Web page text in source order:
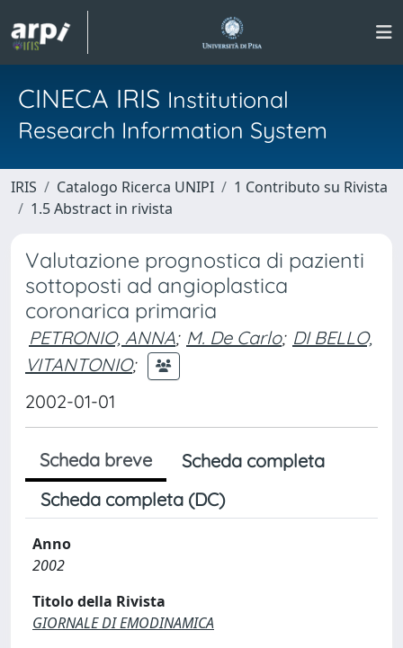
CINECA IRIS Institutional
Research Information System
IRIS Catalogo Ricerca UNIPI
1 Contributo su Rivista
1.5 Abstract in rivista
Valutazione prognostica di pazienti
sottoposti ad angioplastica
coronarica primaria
PETRONIO, ANNA; M. De Carlo; DI BELLO,
VITANTONIO;
2002-01-01
Scheda breve
Scheda completa
Scheda completa (DC)
Anno
2002
Titolo della Rivista
GIORNALE DI EMODINAMICA